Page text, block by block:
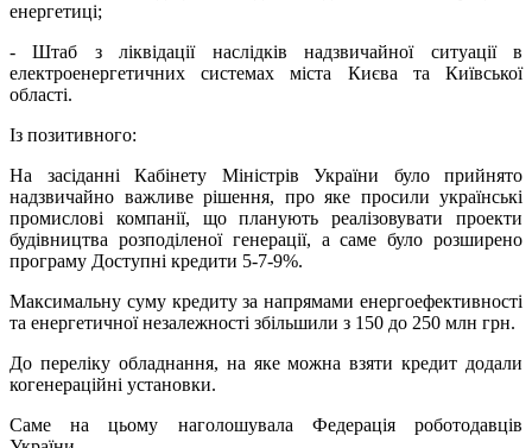
енергетиці;
- Штаб з ліквідації наслідків надзвичайної ситуації в
електроенергетичних системах міста Києва та Київської
області.
Із позитивного:
На засіданні Кабінету Міністрів України було прийнято
надзвичайно важливе рішення, про яке просили українські
промислові компанії, що планують реалізовувати проекти
будівництва розподіленої генерації, а саме було розширено
програму Доступні кредити 5-7-9%.
Максимальну суму кредиту за напрямами енергоефективності
та енергетичної незалежності збільшили з 150 до 250 млн грн.
До переліку обладнання, на яке можна взяти кредит додали
когенераційні установки.
Саме на цьому наголошувала Федерація роботодавців